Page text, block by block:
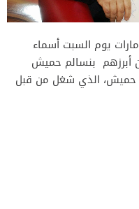
يوم السبت أسماء
أبرزهم بنسالم حميش
حميش، الذي شغل من قبل